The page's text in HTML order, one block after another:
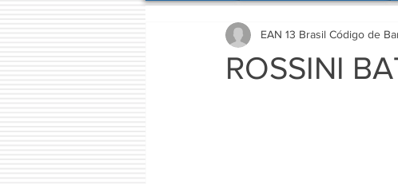
ROSSINI
EAN 13 Brasil Código de